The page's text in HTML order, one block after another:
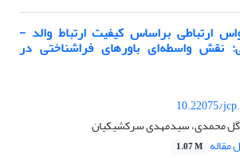
ارتباطی براساس کیفیت ‌ارتباط والد -
نقش واسطه‌ای باورهای فراشناختی در
10.22075/
گل محمدی، سیدمهدی سرکشیکیان
مقاله 1.07 M